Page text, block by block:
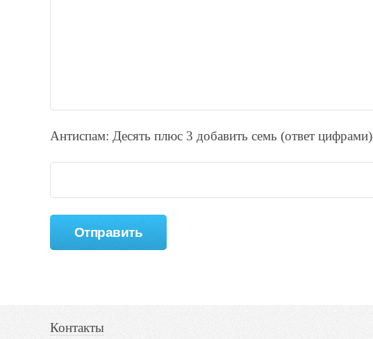
Антиспам: Дecять плюc 3 добавить ceмь (ответ цифрами)
Контакты